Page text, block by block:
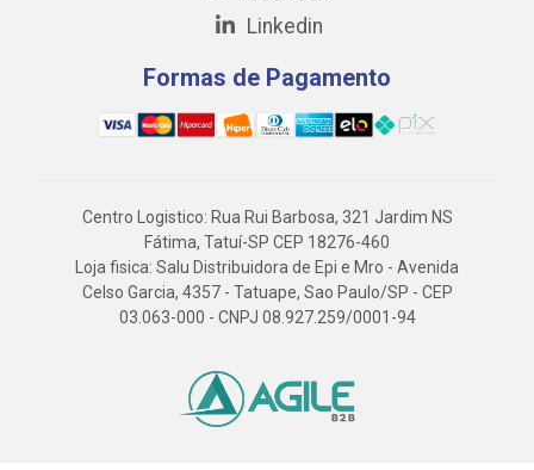
Linkedin
Formas de Pagamento
Centro Logistico: Rua Rui Barbosa, 321 Jardim NS
Fátima, Tatuí-SP CEP 18276-460
Loja fisica: Salu Distribuidora de Epi e Mro - Avenida
Celso Garcia, 4357 - Tatuape, Sao Paulo/SP - CEP
03.063-000 - CNPJ 08.927.259/0001-94